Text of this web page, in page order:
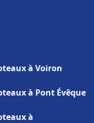
à Voiron
à Pont Évêque
à